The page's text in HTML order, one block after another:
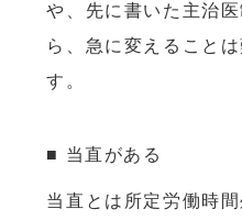
や、先に書いた主治
ら、急に変えること
す。
■ 当直がある
当直とは所定労働時